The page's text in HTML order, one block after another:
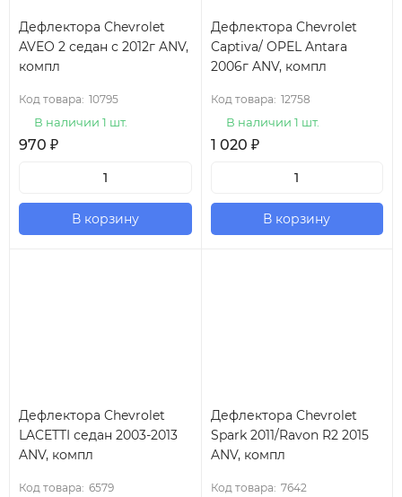
Дефлектора Chevrolet
AVEO 2 седан с 2012г ANV,
компл
Код товара: 10795
В наличии 1 шт.
970 ₽
В корзину
Дефлектора Chevrolet
Captiva/ OPEL Antara
2006г ANV, компл
Код товара: 12758
В наличии 1 шт.
1 020 ₽
В корзину
Дефлектора Chevrolet
LACETTI седан 2003-2013
ANV, компл
Код товара: 6579
Дефлектора Chevrolet
Spark 2011/Ravon R2 2015
ANV, компл
Код товара: 7642